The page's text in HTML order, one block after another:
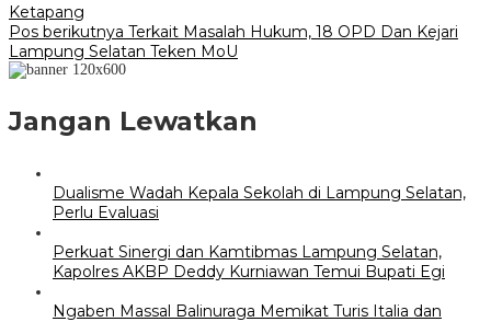
pos
Ketapang
Pos berikutnya Terkait Masalah Hukum, 18 OPD Dan Kejari
Lampung Selatan Teken MoU
Jangan Lewatkan
Dualisme Wadah Kepala Sekolah di Lampung Selatan,
Perlu Evaluasi
Perkuat Sinergi dan Kamtibmas Lampung Selatan,
Kapolres AKBP Deddy Kurniawan Temui Bupati Egi
Ngaben Massal Balinuraga Memikat Turis Italia dan